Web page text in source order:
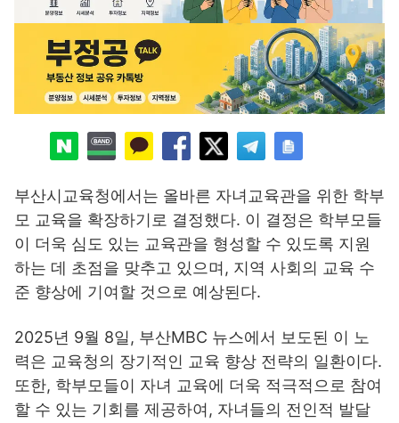
부산시교육청에서는 올바른 자녀교육관을 위한 학부
모 교육을 확장하기로 결정했다. 이 결정은 학부모들
이 더욱 심도 있는 교육관을 형성할 수 있도록 지원
하는 데 초점을 맞추고 있으며, 지역 사회의 교육 수
준 향상에 기여할 것으로 예상된다.
2025년 9월 8일, 부산MBC 뉴스에서 보도된 이 노
력은 교육청의 장기적인 교육 향상 전략의 일환이다.
또한, 학부모들이 자녀 교육에 더욱 적극적으로 참여
할 수 있는 기회를 제공하여, 자녀들의 전인적 발달